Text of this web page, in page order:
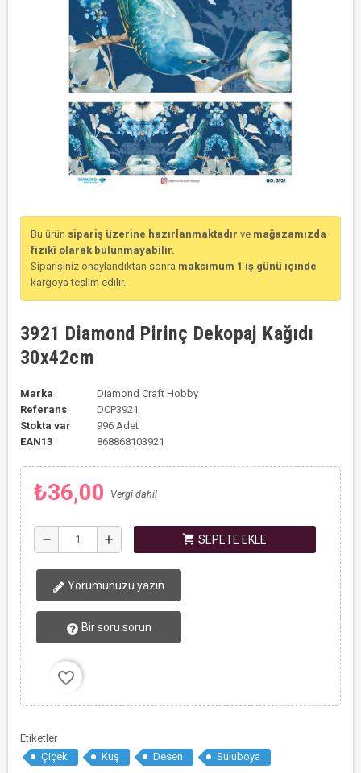
Bu ürün sipariş üzerine hazırlanmaktadır ve mağazamızda
fizikî olarak bulunmayabilir.
Siparişiniz onaylandıktan sonra maksimum 1 iş günü içinde
kargoya teslim edilir.
3921 Diamond Pirinç Dekopaj Kağıdı
30x42cm
Marka
Diamond Craft Hobby
Referans
DCP3921
Stokta var
996 Adet
EAN13
868868103921
₺36,00 Vergi dahil
remove add shopping_cart SEPETE EKLE
Yorumunuzu yazın
Bir soru sorun
favorite_border
Etiketler
Çiçek
Kuş Desen Suluboya